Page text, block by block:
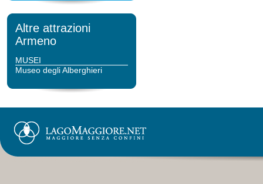
Altre attrazioni
Armeno
MUSEI
Museo degli Alberghieri